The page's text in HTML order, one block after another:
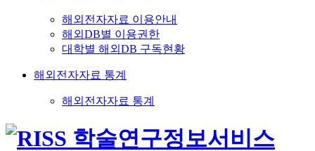
해외전자자료 이용안내
해외DB별 이용권한
대학별 해외DB 구독현황
해외전자자료 통계
해외전자자료 통계